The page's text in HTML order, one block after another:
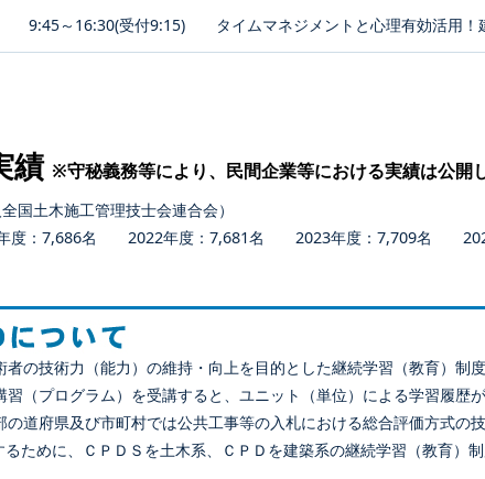
9:45～16:30(受付9:15) タイムマネジメントと心理有効活用
績 ※守秘義務等により、民間企業等における実績は公開
国土木施工管理技士会連合会）
：7,686名 2022年度：7,681名 2023年度：7,709名 2024
の技術力（能力）の維持・向上を目的とした継続学習（教育）
（プログラム）を受講すると、ユニット（単位）による学習履
道府県及び市町村では公共工事等の入札における総合評価方式の
ために、ＣＰＤＳを土木系、ＣＰＤを建築系の継続学習（教育）